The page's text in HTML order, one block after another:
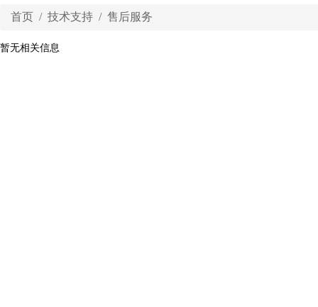
首页 / 技术支持 / 售后服务
暂无相关信息